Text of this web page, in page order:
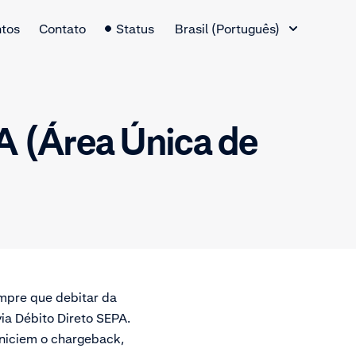
Contato Status
Brasil (Português)
(Área Única de
que debitar da
Débito Direto SEPA.
o chargeback,